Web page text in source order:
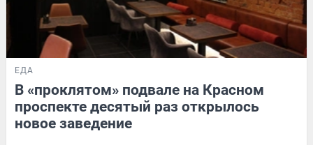
ЕДА
В «проклятом» подвале на Красном
проспекте десятый раз открылось
новое заведение